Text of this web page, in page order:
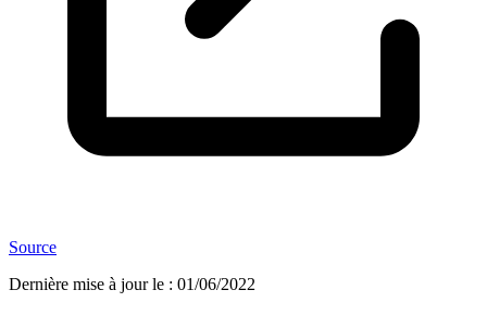
Source
Dernière mise à jour le : 01/06/2022